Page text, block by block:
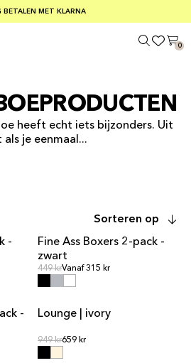
BESTELLINGEN VAN MEER DAN € 100
BETALEN MET KLARNA
0
heeft echt iets bijzonders. Uit
je eenmaal...
Sorteren op
-
Fine Ass Boxers 2-pack -
zwart
Normale prijs
449 krNormale prijs
Vanaf 315 kr
-
UITVERKOOP
Lounge | ivory
Normale prijs
949 krNormale prijs
659 kr